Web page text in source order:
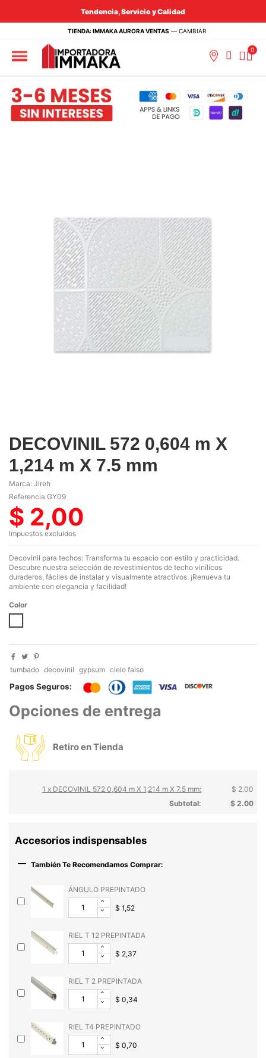
Tendencia, Servicio y Calidad
TIENDA: IMMAKA AURORA VENTAS — CAMBIAR
DECOVINIL 572 0,604 m X
1,214 m X 7.5 mm
Marca: Jireh
Referencia GY09
$ 2,00
Impuestos excluidos
Decovinil para techos: Transforma tu espacio con estilo y practicidad.
Descubre nuestra selección de revestimientos de techo vinílicos
duraderos, fáciles de instalar y visualmente atractivos. ¡Renueva tu
ambiente con elegancia y facilidad!
Color
tumbado decovinil gypsum cielo falso
Pagos Seguros:
Opciones de entrega
Retiro en Tienda
1 x DECOVINIL 572 0,604 m X 1,214 m X 7.5 mm:
$ 2.00
Subtotal:
$ 2.00
Accesorios indispensables
 También Te Recomendamos Comprar:
ÁNGULO PREPINTADO
$ 1,52
RIEL T 12 PREPINTADA
$ 2,37
RIEL T 2 PREPINTADA
$ 0,34
RIEL T4 PREPINTADO
$ 0,70